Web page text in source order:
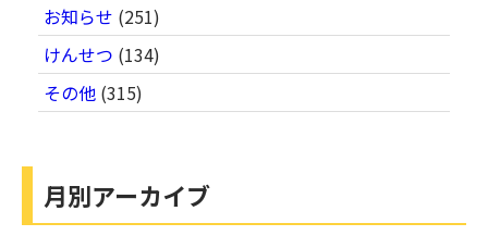
お知らせ (251)
けんせつ (134)
その他 (315)
月別アーカイブ